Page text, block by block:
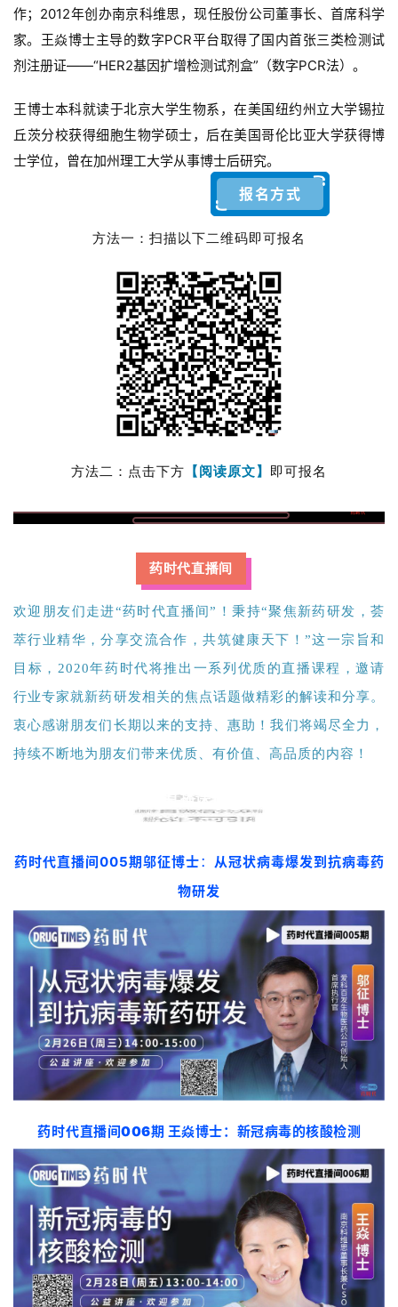
首
药
资
视
频
彩
活
动
D
投
作； 2012年创办南京科维思，现任股份公司董事长、首席科学
家。 王焱博士主导的数字PCR平台取得了国内首张三类检测试
剂注册证——“HER2基因扩增检测试剂盒”（数字PCR法）。
王博士本科就读于北京大学生物系，在美国纽约州立大学锡拉
丘茨分校获得细胞生物学硕士，后在美国哥伦比亚大学获得博
士学位，曾在加州理工大学从事博士后研究。
报名方式
方法一：扫描以下二维码即可报名
方法二：点击下方 【阅读原文】 即可报名
药时代直播间
欢迎朋友们走进“药时代直播间”！秉持“聚焦新药研发，荟
萃行业精华，分享交流合作，共筑健康天下！”这一宗旨和
目标，2020年药时代将推出一系列优质的直播课程，邀请
行业专家就新药研发相关的焦点话题做精彩的解读和分享。
衷心感谢朋友们长期以来的支持、惠助！我们将竭尽全力，
持续不断地为朋友们带来优质、有价值、高品质的内容！
直播课预告
药时代直播间005期邬征博士： 从冠状病毒爆发到抗病毒药
物研发
药时代直播间006期 王焱博士： 新冠病毒的核酸检测